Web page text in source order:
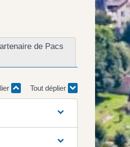
de Pacs
Tout déplier